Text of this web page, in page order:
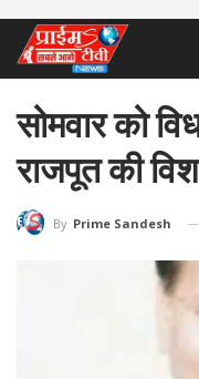
सोमवार को
राजपूत की
By Prime Sandesh